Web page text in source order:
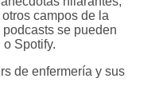
campos de la
se pueden
Spotify.
de enfermería y sus